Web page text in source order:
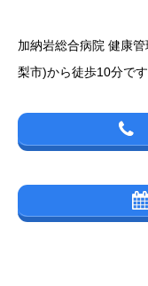
加納岩総合病院 健康
梨市)から徒歩10分です